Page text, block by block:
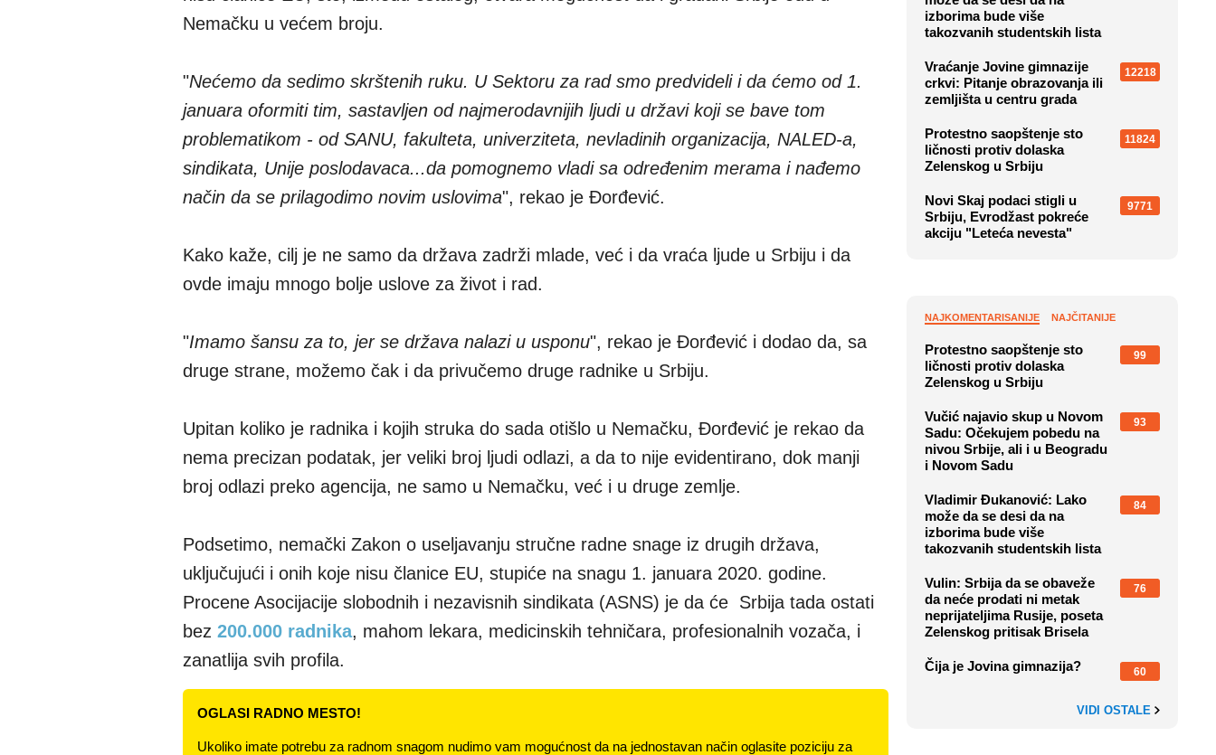
Nemačku u većem broju.
"Nećemo da sedimo skrštenih ruku. U Sektoru za rad smo predvideli i da ćemo od 1.
januara oformiti tim, sastavljen od najmerodavnijih ljudi u državi koji se bave tom
problematikom - od SANU, fakulteta, univerziteta, nevladinih organizacija, NALED-a,
sindikata, Unije poslodavaca...da pomognemo vladi sa određenim merama i nađemo
način da se prilagodimo novim uslovima", rekao je Đorđević.
Kako kaže, cilj je ne samo da država zadrži mlade, već i da vraća ljude u Srbiju i da
ovde imaju mnogo bolje uslove za život i rad.
"Imamo šansu za to, jer se država nalazi u usponu", rekao je Đorđević i dodao da, sa
druge strane, možemo čak i da privučemo druge radnike u Srbiju.
Upitan koliko je radnika i kojih struka do sada otišlo u Nemačku, Đorđević je rekao da
nema precizan podatak, jer veliki broj ljudi odlazi, a da to nije evidentirano, dok manji
broj odlazi preko agencija, ne samo u Nemačku, već i u druge zemlje.
Podsetimo, nemački Zakon o useljavanju stručne radne snage iz drugih država,
uključujući i onih koje nisu članice EU, stupiće na snagu 1. januara 2020. godine.
Procene Asocijacije slobodnih i nezavisnih sindikata (ASNS) je da će Srbija tada ostati
bez 200.000 radnika, mahom lekara, medicinskih tehničara, profesionalnih vozača, i
zanatlija svih profila.
OGLASI RADNO MESTO!
Ukoliko imate potrebu za radnom snagom nudimo vam mogućnost da na jednostavan način oglasite poziciju za
izborima bude više
takozvanih studentskih lista
Vraćanje Jovine gimnazije
crkvi: Pitanje obrazovanja ili
zemljišta u centru grada
12218
Protestno saopštenje sto
ličnosti protiv dolaska
Zelenskog u Srbiju
11824
Novi Skaj podaci stigli u
Srbiju, Evrodžast pokreće
akciju "Leteća nevesta"
9771
NAJKOMENTARISANIJE NAJČITANIJE
Protestno saopštenje sto
ličnosti protiv dolaska
Zelenskog u Srbiju
99
Vučić najavio skup u Novom
Sadu: Očekujem pobedu na
nivou Srbije, ali i u Beogradu
i Novom Sadu
93
Vladimir Đukanović: Lako
može da se desi da na
izborima bude više
takozvanih studentskih lista
84
Vulin: Srbija da se obaveže
da neće prodati ni metak
neprijateljima Rusije, poseta
Zelenskog pritisak Brisela
76
Čija je Jovina gimnazija? 60
VIDI OSTALE